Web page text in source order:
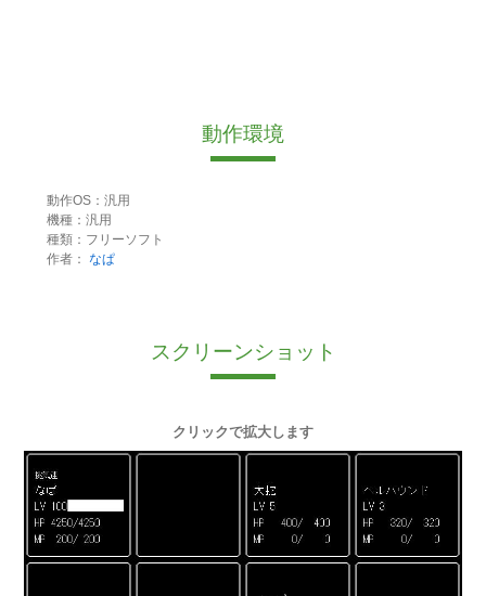
動作環境
動作OS：汎用
機種：汎用
種類：フリーソフト
作者： なぱ
スクリーンショット
クリックで拡大します